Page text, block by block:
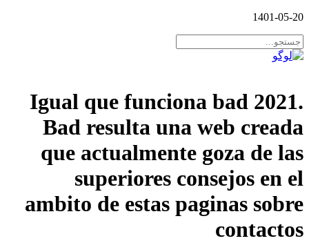
Igual que funciona bad
Bad resulta una web
que actualmente goza
superiores consejos
ambito de estas paginas